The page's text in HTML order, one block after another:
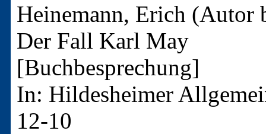
Heinemann, Erich (Autor
Der Fall Karl May
[Buchbesprechung]
In: Hildesheimer
12-10